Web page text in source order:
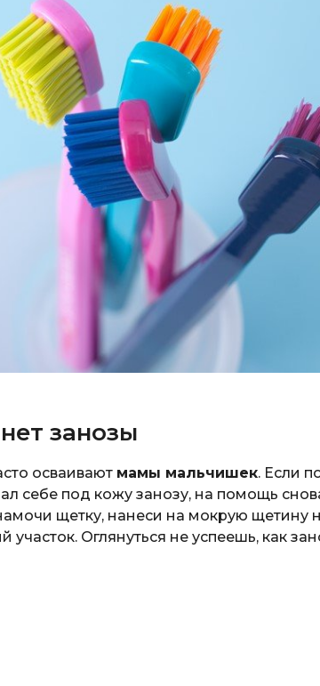
занозы
осваивают мамы мальчишек. Если
себе под кожу занозу, на помощь
щетку, нанеси на мокрую
участок. Оглянуться не успеешь, как